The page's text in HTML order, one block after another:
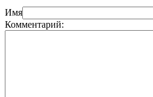
Имя
Комментарий: